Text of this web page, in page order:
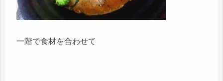
一階で食材を合わせて